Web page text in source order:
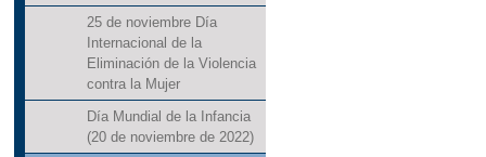
25 de noviembre Día
Internacional de la
Eliminación de la Violencia
contra la Mujer
Día Mundial de la Infancia
(20 de noviembre de 2022)